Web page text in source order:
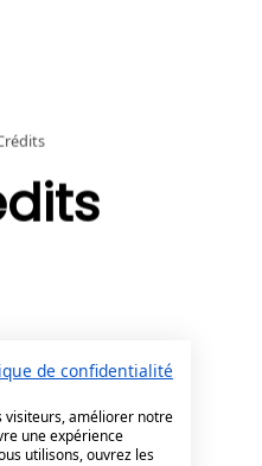
de confidentialité
visiteurs, améliorer notre
une expérience
utilisons, ouvrez les